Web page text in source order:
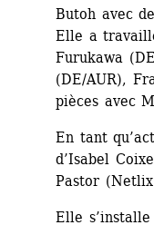
Butoh avec
Elle a
Furukawa
(DE/AUR),
pièces avec
En tant
d’Isabel
Pastor
Elle